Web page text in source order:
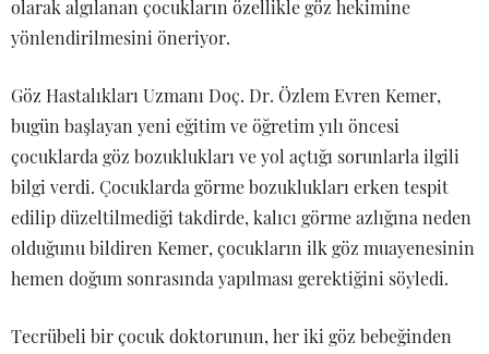
olarak algılanan çocukların özellikle göz hekimine
yönlendirilmesini öneriyor.
Göz Hastalıkları Uzmanı Doç. Dr. Özlem Evren Kemer,
bugün başlayan yeni eğitim ve öğretim yılı öncesi
çocuklarda göz bozuklukları ve yol açtığı sorunlarla ilgili
bilgi verdi. Çocuklarda görme bozuklukları erken tespit
edilip düzeltilmediği takdirde, kalıcı görme azlığına neden
olduğunu bildiren Kemer, çocukların ilk göz muayenesinin
hemen doğum sonrasında yapılması gerektiğini söyledi.
Tecrübeli bir çocuk doktorunun, her iki göz bebeğinden